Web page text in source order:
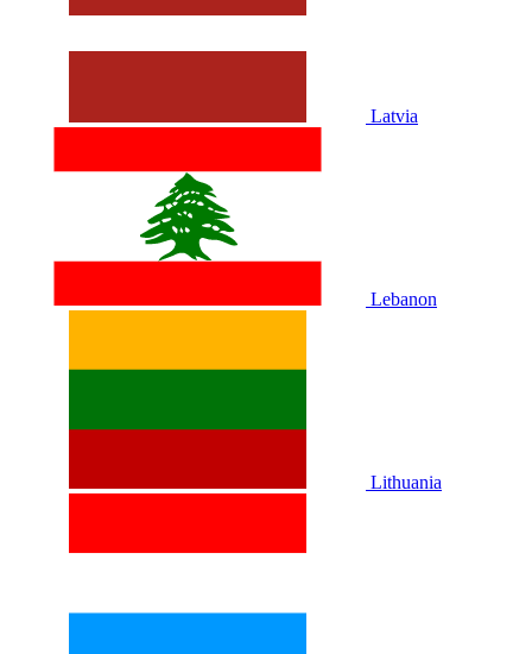
Latvia
Lebanon
Lithuania